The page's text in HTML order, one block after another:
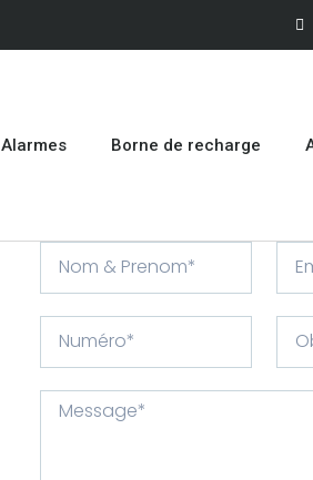
Alarmes Borne de recharge